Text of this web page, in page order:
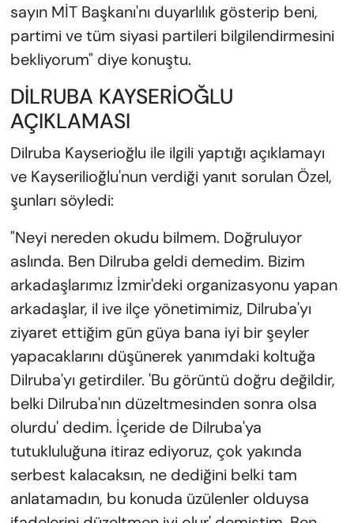
sayın MİT Başkanı'nı duyarlılık gösterip beni,
partimi ve tüm siyasi partileri bilgilendirmesini
bekliyorum" diye konuştu.
DİLRUBA KAYSERİOĞLU
AÇIKLAMASI
Dilruba Kayserioğlu ile ilgili yaptığı açıklamayı
ve Kayserilioğlu'nun verdiği yanıt sorulan Özel,
şunları söyledi:
"Neyi nereden okudu bilmem. Doğruluyor
aslında. Ben Dilruba geldi demedim. Bizim
arkadaşlarımız İzmir'deki organizasyonu yapan
arkadaşlar, il ive ilçe yönetimimiz, Dilruba'yı
ziyaret ettiğim gün güya bana iyi bir şeyler
yapacaklarını düşünerek yanımdaki koltuğa
Dilruba'yı getirdiler. 'Bu görüntü doğru değildir,
belki Dilruba'nın düzeltmesinden sonra olsa
olurdu' dedim. İçeride de Dilruba'ya
tutukluluğuna itiraz ediyoruz, çok yakında
serbest kalacaksın, ne dediğini belki tam
anlatamadın, bu konuda üzülenler olduysa